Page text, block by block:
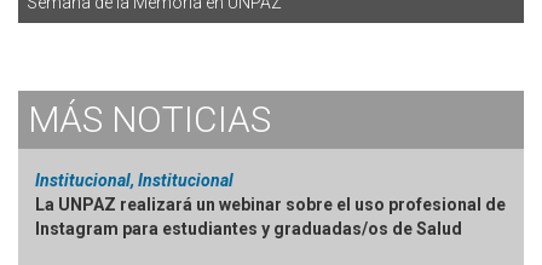
MÁS NOTICIAS
Institucional, Institucional
La UNPAZ realizará un webinar sobre el uso profesional de
Instagram para estudiantes y graduadas/os de Salud